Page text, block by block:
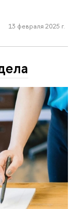
13 февраля 2025 г.